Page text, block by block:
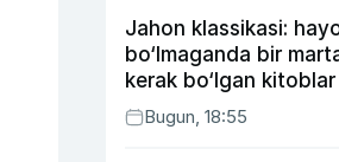
Jahon klassikasi:
bo‘lmaganda bir
kerak bo‘lgan
Bugun, 18:55